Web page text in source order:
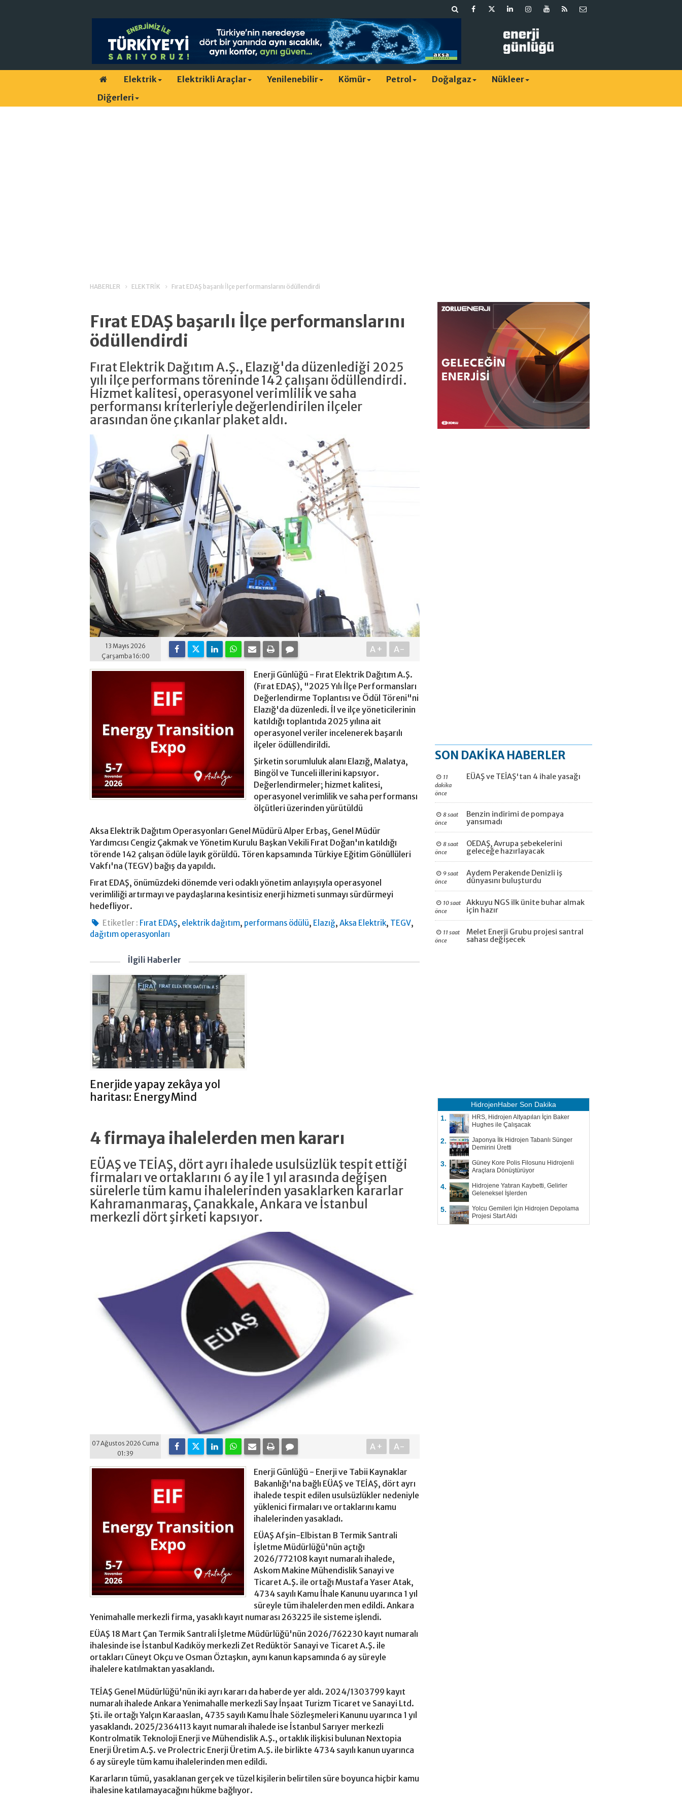
Elektrik Elektrikli Araçlar Yenilenebilir Kömür Petrol Doğalgaz
Nükleer
Diğerleri
HABERLER ELEKTRİK Fırat EDAŞ başarılı İlçe performanslarını ödüllendirdi
Fırat EDAŞ başarılı İlçe performanslarını
ödüllendirdi
Fırat Elektrik Dağıtım A.Ş., Elazığ'da düzenlediği 2025
yılı ilçe performans töreninde 142 çalışanı ödüllendirdi.
Hizmet kalitesi, operasyonel verimlilik ve saha
performansı kriterleriyle değerlendirilen ilçeler
arasından öne çıkanlar plaket aldı.
13 Mayıs 2026
Çarşamba 16:00
A+ A-
Enerji Günlüğü - Fırat Elektrik Dağıtım A.Ş.
(Fırat EDAŞ), "2025 Yılı İlçe Performansları
Değerlendirme Toplantısı ve Ödül Töreni"ni
Elazığ'da düzenledi. İl ve ilçe yöneticilerinin
katıldığı toplantıda 2025 yılına ait
operasyonel veriler incelenerek başarılı
ilçeler ödüllendirildi.
Şirketin sorumluluk alanı Elazığ, Malatya,
Bingöl ve Tunceli illerini kapsıyor.
Değerlendirmeler; hizmet kalitesi,
operasyonel verimlilik ve saha performansı
ölçütleri üzerinden yürütüldü
Aksa Elektrik Dağıtım Operasyonları Genel Müdürü Alper Erbaş, Genel Müdür
Yardımcısı Cengiz Çakmak ve Yönetim Kurulu Başkan Vekili Fırat Doğan'ın katıldığı
törende 142 çalışan ödüle layık görüldü. Tören kapsamında Türkiye Eğitim Gönüllüleri
Vakfı'na (TEGV) bağış da yapıldı.
Fırat EDAŞ, önümüzdeki dönemde veri odaklı yönetim anlayışıyla operasyonel
verimliliği artırmayı ve paydaşlarına kesintisiz enerji hizmeti sunmayı sürdürmeyi
hedefliyor.
Etiketler : Fırat EDAŞ, elektrik dağıtım, performans ödülü, Elazığ,Aksa Elektrik, TEGV,
dağıtım operasyonları
İlgili Haberler
Enerjide yapay zekâya yol
haritası: EnergyMind
4 firmaya ihalelerden men kararı
EÜAŞ ve TEİAŞ, dört ayrı ihalede usulsüzlük tespit ettiği
firmaları ve ortaklarını 6 ay ile 1 yıl arasında değişen
sürelerle tüm kamu ihalelerinden yasaklarken kararlar
Kahramanmaraş, Çanakkale, Ankara ve İstanbul
merkezli dört şirketi kapsıyor.
07 Ağustos 2026 Cuma
01:39
A+ A-
Enerji Günlüğü - Enerji ve Tabii Kaynaklar
Bakanlığı'na bağlı EÜAŞ ve TEİAŞ, dört ayrı
ihalede tespit edilen usulsüzlükler nedeniyle
yüklenici firmaları ve ortaklarını kamu
ihalelerinden yasakladı.
EÜAŞ Afşin-Elbistan B Termik Santrali
İşletme Müdürlüğü'nün açtığı
2026/772108 kayıt numaralı ihalede,
Askom Makine Mühendislik Sanayi ve
Ticaret A.Ş. ile ortağı Mustafa Yaser Atak,
4734 sayılı Kamu İhale Kanunu uyarınca 1 yıl
süreyle tüm ihalelerden men edildi. Ankara
Yenimahalle merkezli firma, yasaklı kayıt numarası 263225 ile sisteme işlendi.
EÜAŞ 18 Mart Çan Termik Santrali İşletme Müdürlüğü'nün 2026/762230 kayıt numaralı
ihalesinde ise İstanbul Kadıköy merkezli Zet Redüktör Sanayi ve Ticaret A.Ş. ile
ortakları Cüneyt Okçu ve Osman Öztaşkın, aynı kanun kapsamında 6 ay süreyle
ihalelere katılmaktan yasaklandı.
TEİAŞ Genel Müdürlüğü'nün iki ayrı kararı da haberde yer aldı. 2024/1303799 kayıt
numaralı ihalede Ankara Yenimahalle merkezli Say İnşaat Turizm Ticaret ve Sanayi Ltd.
Şti. ile ortağı Yalçın Karaaslan, 4735 sayılı Kamu İhale Sözleşmeleri Kanunu uyarınca 1 yıl
yasaklandı. 2025/2364113 kayıt numaralı ihalede ise İstanbul Sarıyer merkezli
Kontrolmatik Teknoloji Enerji ve Mühendislik A.Ş., ortaklık ilişkisi bulunan Nextopia
Enerji Üretim A.Ş. ve Prolectric Enerji Üretim A.Ş. ile birlikte 4734 sayılı kanun uyarınca
6 ay süreyle tüm kamu ihalelerinden men edildi.
Kararların tümü, yasaklanan gerçek ve tüzel kişilerin belirtilen süre boyunca hiçbir kamu
ihalesine katılamayacağını hükme bağlıyor.
SON DAKİKA HABERLER
11
dakika
önce
EÜAŞ ve TEİAŞ'tan 4 ihale yasağı
8 saat
önce
Benzin indirimi de pompaya
yansımadı
8 saat
önce
OEDAŞ, Avrupa şebekelerini
geleceğe hazırlayacak
9 saat
önce
Aydem Perakende Denizli iş
dünyasını buluşturdu
10 saat
önce
Akkuyu NGS ilk ünite buhar almak
için hazır
11 saat
önce
Melet Enerji Grubu projesi santral
sahası değişecek
HidrojenHaber Son Dakika
1.
HRS, Hidrojen Altyapıları İçin Baker
Hughes ile Çalışacak
2.
Japonya İlk Hidrojen Tabanlı Sünger
Demirini Üretti
3.
Güney Kore Polis Filosunu Hidrojenli
Araçlara Dönüştürüyor
4.
Hidrojene Yatıran Kaybetti, Gelirler
Geleneksel İşlerden
5.
Yolcu Gemileri İçin Hidrojen Depolama
Projesi Start Aldı